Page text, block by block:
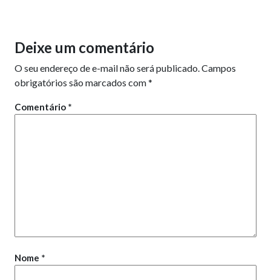
Deixe um comentário
O seu endereço de e-mail não será publicado.Campos
obrigatórios são marcados com*
Comentário *
Nome *